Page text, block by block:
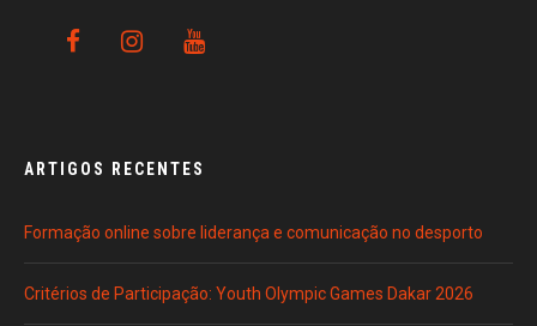
ARTIGOS RECENTES
Formação online sobre liderança e comunicação no desporto
Critérios de Participação: Youth Olympic Games Dakar 2026